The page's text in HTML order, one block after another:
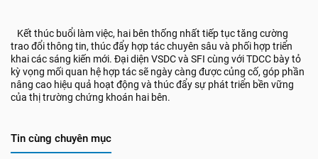
Kết thúc buổi làm việc, hai bên thống nhất tiếp tục tăng cường
trao đổi thông tin, thúc đẩy hợp tác chuyên sâu và phối hợp triển
khai các sáng kiến mới. Đại diện VSDC và SFI cùng với TDCC bày tỏ
kỳ vọng mối quan hệ hợp tác sẽ ngày càng được củng cố, góp phần
nâng cao hiệu quả hoạt động và thúc đẩy sự phát triển bền vững
của thị trường chứng khoán hai bên.
Tin cùng chuyên mục